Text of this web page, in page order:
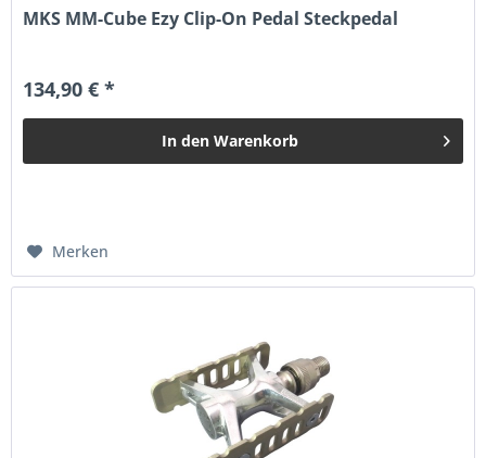
MKS MM-Cube Ezy Clip-On Pedal Steckpedal
134,90 € *
In den Warenkorb
Merken